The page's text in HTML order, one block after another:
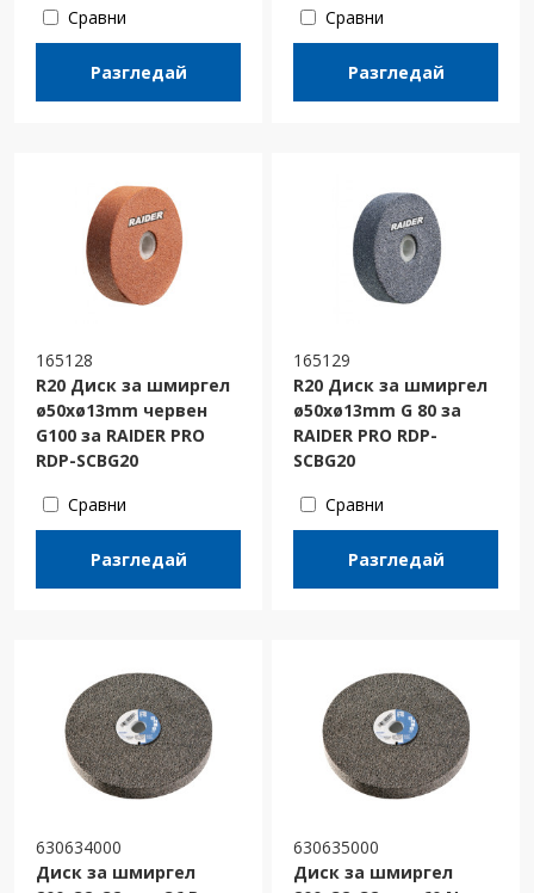
Сравни
Разгледай
Сравни
Разгледай
165128
R20 Диск за шмиргел
ø50xø13mm червен
G100 за RAIDER PRO
RDP-SCBG20
Сравни
Разгледай
165129
R20 Диск за шмиргел
ø50xø13mm G 80 за
RAIDER PRO RDP-
SCBG20
Сравни
Разгледай
630634000
Диск за шмиргел
630635000
Диск за шмиргел